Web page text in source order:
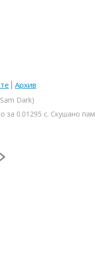
Архив
Dark)
за 0.01295 с. Скушано